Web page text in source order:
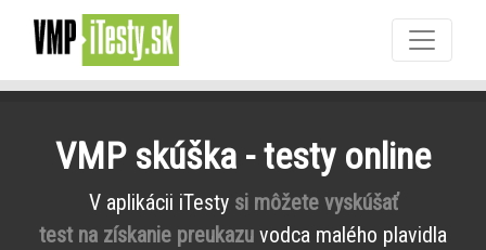
VMP skúška - testy online
V aplikácii iTesty si môžete vyskúšať
test na získanie preukazu vodca malého plavidla